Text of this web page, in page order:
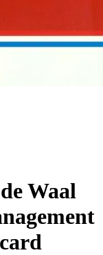
Waal